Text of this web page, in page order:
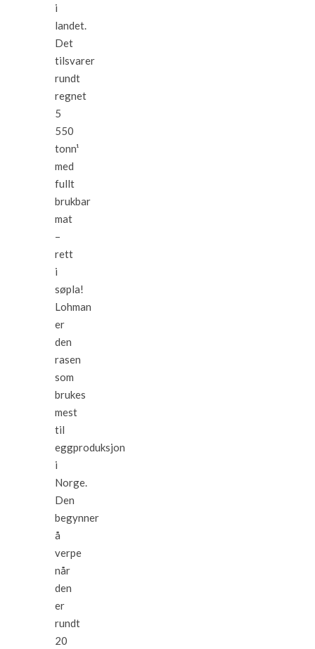
i
landet.
Det
tilsvarer
rundt
regnet
5
550
tonn¹
med
fullt
brukbar
mat
–
rett
i
søpla!
Lohman
er
den
rasen
som
brukes
mest
til
eggproduksjon
i
Norge.
Den
begynner
å
verpe
når
den
er
rundt
20